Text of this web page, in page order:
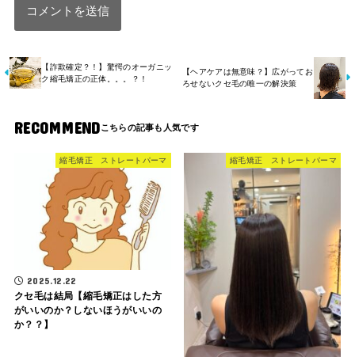
【詐欺確定？！】驚愕のオーガニッ
ク縮毛矯正の正体。。。？！
【ヘアケアは無意味？】広がってお
ろせないクセ毛の唯一の解決策
RECOMMEND
縮毛矯正 ストレートパーマ
2025.12.22
クセ毛は結局【縮毛矯正はした方
がいいのか？しないほうがいいの
か？？】
縮毛矯正 ストレートパーマ